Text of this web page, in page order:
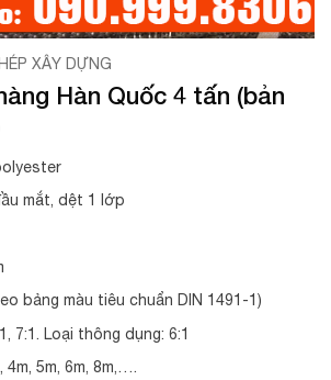
XÂY DỰNG
Hàn Quốc 4 tấn (bản
mắt, dệt 1 lớp
bảng màu tiêu chuẩn DIN 1491-1)
7:1. Loại thông dụng: 6:1
4m, 5m, 6m, 8m,….